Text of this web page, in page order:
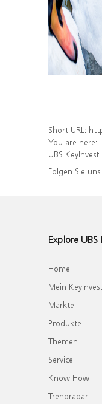
Short URL:
You are here:
UBS
Folgen Sie
Explore UBS
Home
Mein KeyInvest
Märkte
Produkte
Themen
Service
Know How
Trendradar